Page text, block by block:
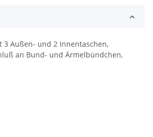
3 Außen- und 2 Innentaschen,
an Bund- und Ärmelbündchen,